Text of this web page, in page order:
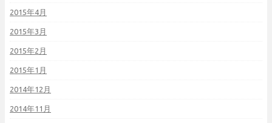
2015年4月
2015年3月
2015年2月
2015年1月
2014年12月
2014年11月